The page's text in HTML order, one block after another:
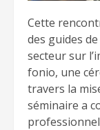
Cette
des guides
secteur sur
fonio, une
travers la
séminaire a